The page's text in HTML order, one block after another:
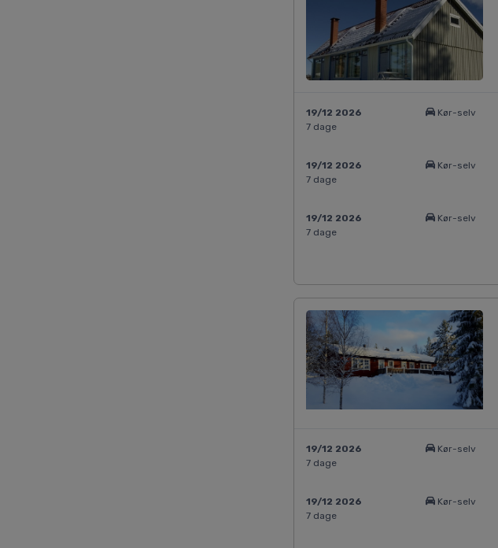
19/12 2026
7 dage
Kør-selv
19/12 2026
7 dage
Kør-selv
19/12 2026
7 dage
Kør-selv
19/12 2026
7 dage
Kør-selv
19/12 2026
7 dage
Kør-selv